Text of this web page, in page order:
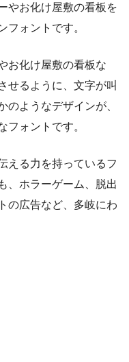
やお化け屋敷の看板を
フォントです。
お化け屋敷の看板な
せるように、文字が叫
のようなデザインが、
フォントです。
える力を持っているフ
、ホラーゲーム、脱出
の広告など、多岐にわ